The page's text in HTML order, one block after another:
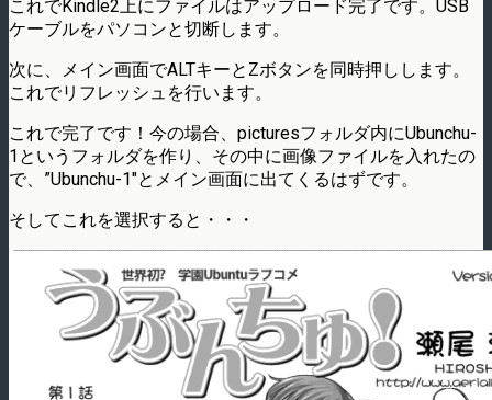
これでKindle2上にファイルはアップロード完了です。USB
ケーブルをパソコンと切断します。
次に、メイン画面でALTキーとZボタンを同時押しします。
これでリフレッシュを行います。
これで完了です！今の場合、picturesフォルダ内にUbunchu-
1というフォルダを作り、その中に画像ファイルを入れたの
で、”Ubunchu-1″とメイン画面に出てくるはずです。
そしてこれを選択すると・・・